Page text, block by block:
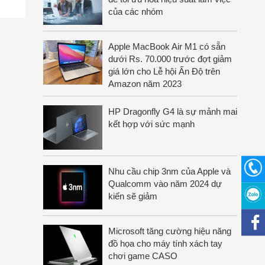
của các nhóm
Apple MacBook Air M1 có sẵn
dưới Rs. 70.000 trước đợt giảm
giá lớn cho Lễ hội Ấn Độ trên
Amazon năm 2023
HP Dragonfly G4 là sự mảnh mai
kết hợp với sức mạnh
Nhu cầu chip 3nm của Apple và
Qualcomm vào năm 2024 dự
kiến sẽ giảm
Microsoft tăng cường hiệu năng
đồ họa cho máy tính xách tay
chơi game CASO